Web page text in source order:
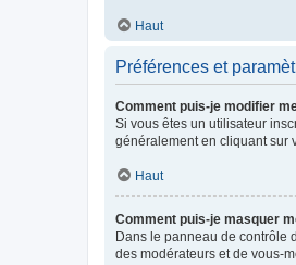
Haut
Préférences et
Comment puis-je modifier
Si vous êtes un utilisateur
généralement en cliquant sur
Haut
Comment puis-je masquer
Dans le panneau de contrôle
des modérateurs et de vous-